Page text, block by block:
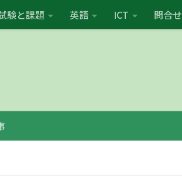
験と課題 英語 ICT 問合せ